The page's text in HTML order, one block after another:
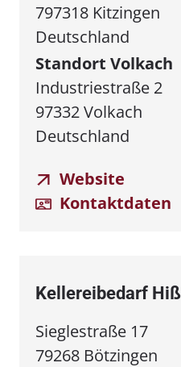
797318 Kitzingen
Deutschland
Standort Volkach
Industriestraße 2
97332 Volkach
Deutschland
Website
Kontaktdaten
Kellereibedarf Hiß
Sieglestraße 17
79268 Bötzingen